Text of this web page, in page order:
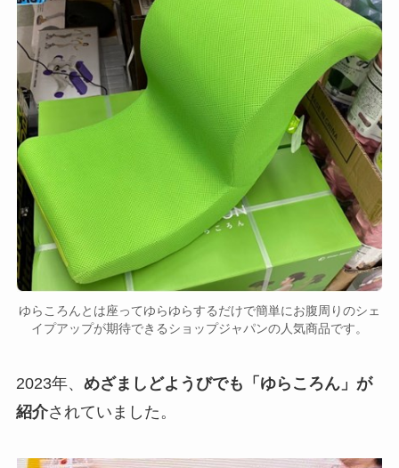
ゆらころんとは座ってゆらゆらするだけで簡単にお腹周りのシェ
イプアップが期待できるショップジャパンの人気商品です。
2023年、 めざましどようびでも「ゆらころん」が
紹介されていました。